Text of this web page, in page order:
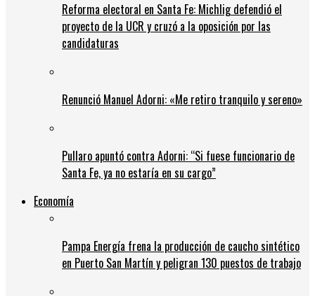
Reforma electoral en Santa Fe: Michlig defendió el
proyecto de la UCR y cruzó a la oposición por las
candidaturas
Renunció Manuel Adorni: «Me retiro tranquilo y sereno»
Pullaro apuntó contra Adorni: “Si fuese funcionario de
Santa Fe, ya no estaría en su cargo”
Economía
Pampa Energía frena la producción de caucho sintético
en Puerto San Martín y peligran 130 puestos de trabajo